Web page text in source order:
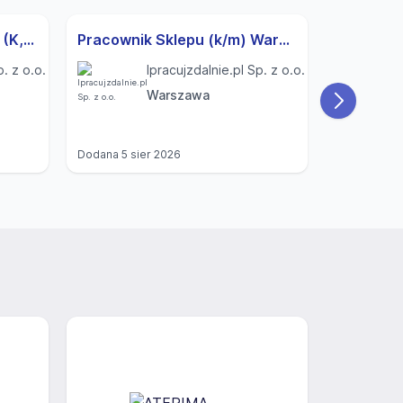
Specjalista ds. Rekrutacji (K,M) Modlnica
z o.o.
Pracownik Sklepu (k/m) Warszawa
Ipracujzdalnie.pl Sp. z o.o.
Warszawa
Dodana 5 sier 2026